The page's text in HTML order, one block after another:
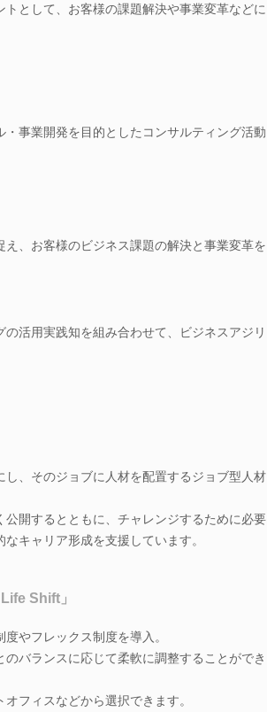
として、お客様の課題解決や事業変革などに
事業開発を目的としたコンサルティング活動
、お客様のビジネス課題の解決と事業変革を
活用実践知を組み合わせて、ビジネスアジリ
、そのジョブに人材を配置するジョブ型人材
開するとともに、チャレンジするために必要
キャリア形成を支援しています。
Shift」
やフレックス制度を導入。
バランスに応じて柔軟に調整することができ
フィスなどから選択できます。